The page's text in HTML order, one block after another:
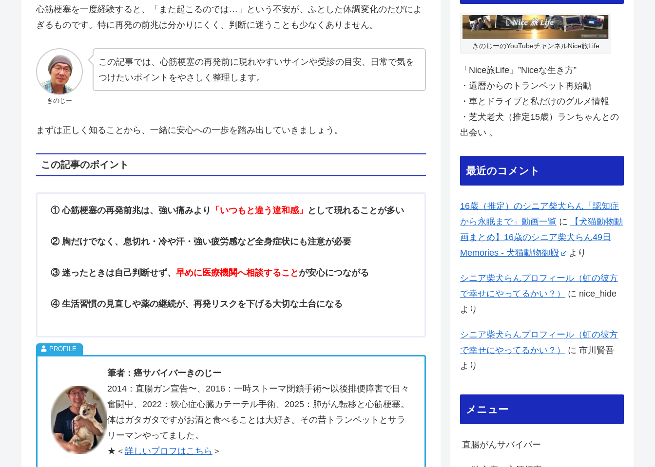
心筋梗塞を一度経験すると、「また起こるのでは…」という不安が、ふとした体調変化のたびによ
ぎるものです。特に再発の前兆は分かりにくく、判断に迷うことも少なくありません。
きのじー
この記事では、心筋梗塞の再発前に現れやすいサインや受診の目安、日常で気を
つけたいポイントをやさしく整理します。
まずは正しく知ることから、一緒に安心への一歩を踏み出していきましょう。
この記事のポイント
① 心筋梗塞の再発前兆は、強い痛みより 「いつもと違う違和感」 として現れることが多い
② 胸だけでなく、息切れ・冷や汗・強い疲労感など全身症状にも注意が必要
③ 迷ったときは自己判断せず、 早めに医療機関へ相談すること が安心につながる
④ 生活習慣の見直しや薬の継続が、再発リスクを下げる大切な土台になる
筆者：癌サバイバーきのじー
2014：直腸ガン宣告〜、2016：一時ストーマ閉鎖手術〜以後排便障害で日々
奮闘中、2022：狭心症心臓カテーテル手術、2025：肺がん転移と心筋梗塞。
体はガタガタですがお酒と食べることは大好き。その昔トランペットとサラ
リーマンやってました。
★＜ 詳しいプロフはこちら ＞
きのじーのYouTubeチャンネルNice旅Life
「Nice旅Life」”Niceな生き方”
・還暦からのトランペット再始動
・車とドライブと私だけのグルメ情報
・芝犬老犬（推定15歳）ランちゃんとの
出会い 。
最近のコメント
16歳（推定）のシニア柴犬らん「認知症
から永眠まで」動画一覧 に
【犬猫動物動
画まとめ】16歳のシニア柴犬らん49日
Memories - 犬猫動物御殿
より
シニア柴犬らんプロフィール（虹の彼方
で幸せにやってるかい？）
に nice_hide
より
シニア柴犬らんプロフィール（虹の彼方
で幸せにやってるかい？）
に 市川賢吾
より
メニュー
直腸がんサバイバー